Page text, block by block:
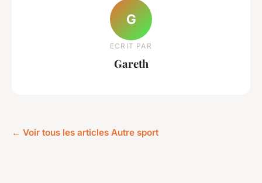
G
ECRIT PAR
Gareth
← Voir tous les articles Autre sport